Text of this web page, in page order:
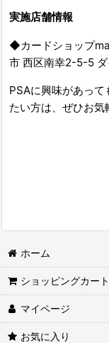
実施店舗情報
◆カードショップ
市 ⻄区南幸2-5-5
PSAに興味があっ
たい方は、ぜひお気
ホーム
ショッピングカート
マイページ
お気に入り